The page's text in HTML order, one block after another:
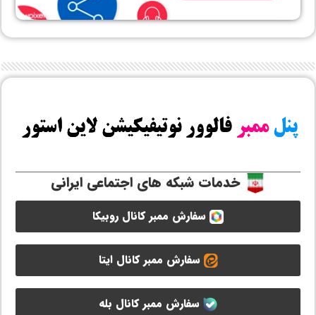
خدمات شبکه های اجتماعی ایرانی
سفارش ممبر کانال روبیکا
سفارش ممبر کانال ایتا
سفارش ممبر کانال بله